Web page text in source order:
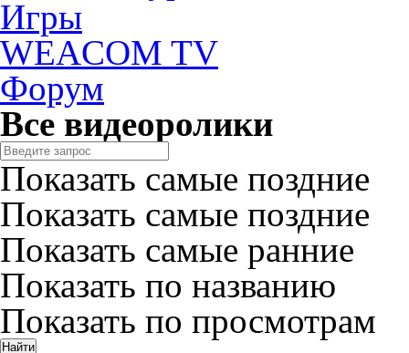
Игры
WEACOM TV
Форум
Все видеоролики
Показать самые поздние
Показать самые поздние
Показать самые ранние
Показать по названию
Показать по просмотрам